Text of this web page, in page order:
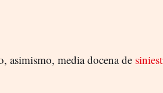
asimismo, media docena de